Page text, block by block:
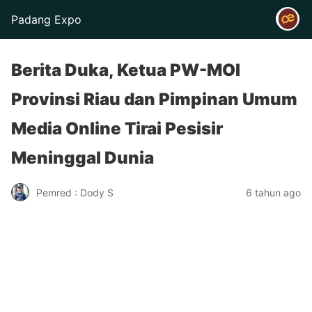
Padang Expo
Berita Duka, Ketua PW-MOI
Provinsi Riau dan Pimpinan Umum
Media Online Tirai Pesisir
Meninggal Dunia
Pemred : Dody S 6 tahun ago